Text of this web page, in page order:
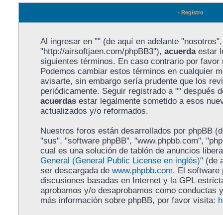
- Registro
Al ingresar en "" (de aquí en adelante
"http://airsoftjaen.com/phpBB3"), acuerdaestar
siguientes términos. En caso contrario por
Podemos cambiar estos términos en cualquier
avisarte, sin embargo sería prudente que los
periódicamente. Seguir registrado a "" después
acuerdasestar legalmente sometido a esos
actualizados y/o reformados.
Nuestros foros están desarrollados por phpBB
"sus", "software phpBB", "www.phpbb.com",
cual es una solución de tablón de anuncios
General (General Public License en inglés)" (de
ser descargada de www.phpbb.com. El software
discusiones basadas en Internet y la GPL
aprobamos y/o desaprobamos como conductas
más información sobre phpBB, por favor visita: